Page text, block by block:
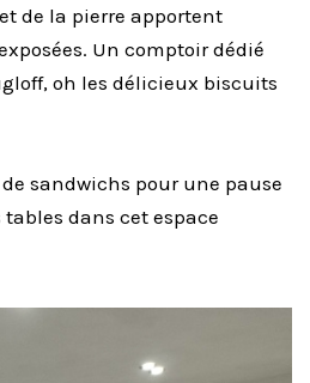
de la pierre apportent
Un comptoir dédié
oh les délicieux biscuits
sandwichs pour une pause
dans cet espace